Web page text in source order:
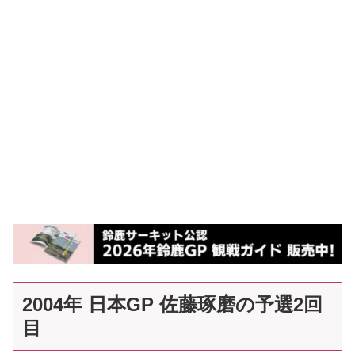
2004年 日本GP 佐藤琢磨の予選2回
目